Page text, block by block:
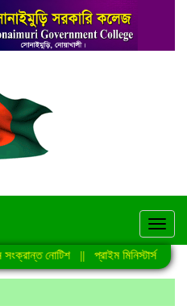
||প্রাইম মিনিস্টার্স গোল্ডকাপ জাতীয়